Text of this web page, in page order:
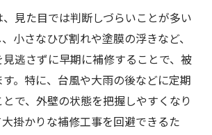
見た目では判断しづらいことが多い
小さなひび割れや塗膜の浮きなど、
逃さずに早期に補修することで、被
。特に、台風や大雨の後などに定期
で、外壁の状態を把握しやすくなり
掛かりな補修工事を回避できるた